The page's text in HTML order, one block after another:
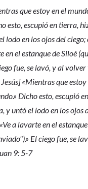
que estoy en el
esto, escupió en tierra,
lodo en los ojos del ciego;
en el estanque de Siloé
fue, se lavó, y al
«Mientras que estoy
Dicho esto, escupió
y untó el lodo en los ojos
a lavarte en el
El ciego fue, se
9: 5-7